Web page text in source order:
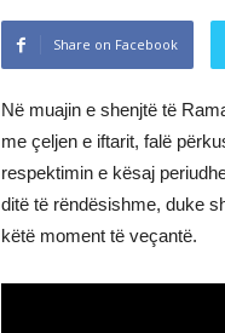
Share on Facebook
Në muajin e shenjtë të
me çeljen e iftarit, falë
respektimin e kësaj
ditë të rëndësishme, duke
këtë moment të veçantë.